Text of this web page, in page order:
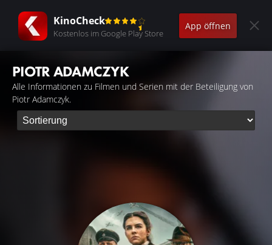
KinoCheck
Kostenlos im Google Play Store
App öffnen
PIOTR ADAMCZYK
Alle Informationen zu Filmen und Serien mit der Beteiligung von
Piotr Adamczyk.